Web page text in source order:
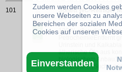
101
Sonett WC-Reiniger
ml
100 % pflanzlich, ohne
ätherische Öle aus
biologischem
abbaubar ...(Suche
Zudem werden Cookies
unsere Webseiten zu
Bereichen der sozialen
Cookies auf unseren
Einverstanden